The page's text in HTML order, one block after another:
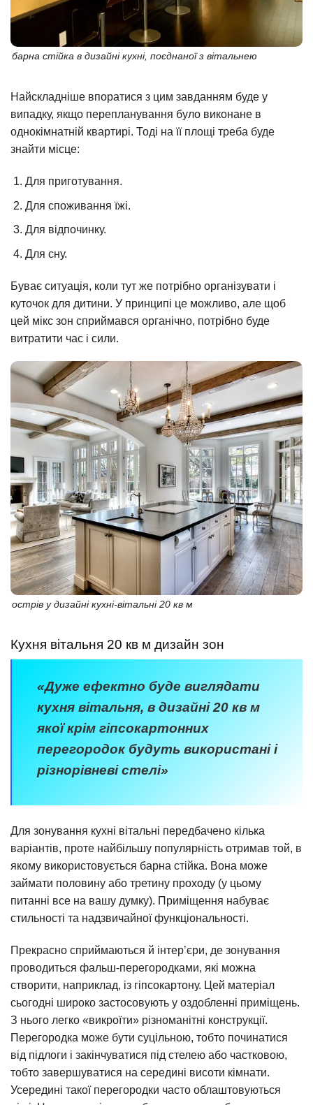
барна стійка в дизайні кухні, поєднаної з вітальнею
Найскладніше впоратися з цим завданням буде у
випадку, якщо перепланування було виконане в
однокімнатній квартирі. Тоді на її площі треба буде
знайти місце:
Для приготування.
Для споживання їжі.
Для відпочинку.
Для сну.
Буває ситуація, коли тут же потрібно організувати і
куточок для дитини. У принципі це можливо, але щоб
цей мікс зон сприймався органічно, потрібно буде
витратити час і сили.
острів у дизайні кухні-вітальні 20 кв м
Кухня вітальня 20 кв м дизайн зон
«Дуже ефектно буде виглядати
кухня вітальня, в дизайні 20 кв м
якої крім гіпсокартонних
перегородок будуть використані і
різнорівневі стелі»
Для зонування кухні вітальні передбачено кілька
варіантів, проте найбільшу популярність отримав той, в
якому використовується барна стійка. Вона може
займати половину або третину проходу (у цьому
питанні все на вашу думку). Приміщення набуває
стильності та надзвичайної функціональності.
Прекрасно сприймаються й інтер’єри, де зонування
проводиться фальш-перегородками, які можна
створити, наприклад, із гіпсокартону. Цей матеріал
сьогодні широко застосовують у оздобленні приміщень.
З нього легко «викроїти» різноманітні конструкції.
Перегородка може бути суцільною, тобто починатися
від підлоги і закінчуватися під стелею або частковою,
тобто завершуватися на середині висоти кімнати.
Усередині такої перегородки часто облаштовуються